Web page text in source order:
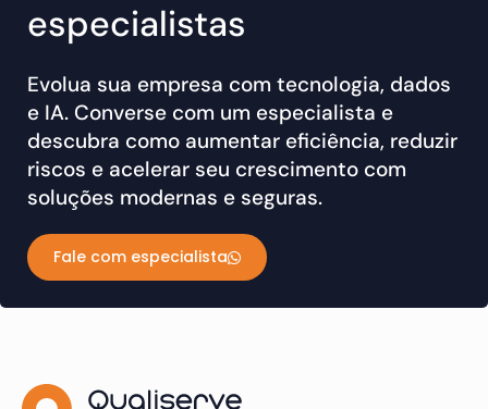
especialistas
Evolua sua empresa com tecnologia, dados
e IA. Converse com um especialista e
descubra como aumentar eficiência, reduzir
riscos e acelerar seu crescimento com
soluções modernas e seguras.
Fale com especialista